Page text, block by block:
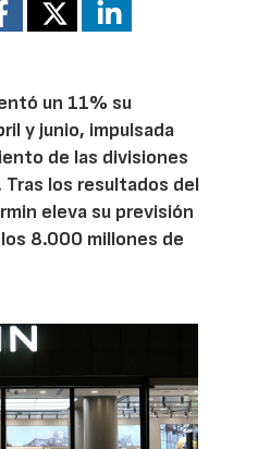
un 11% su
y junio, impulsada
de las divisiones
los resultados del
eleva su previsión
8.000 millones de